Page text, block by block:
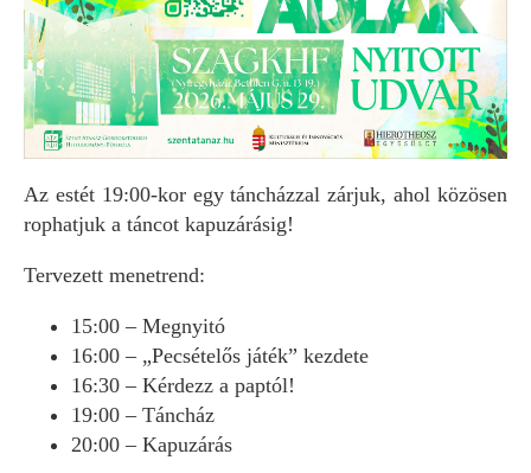
Az estét 19:00-kor egy táncházzal zárjuk, ahol közösen
rophatjuk a táncot kapuzárásig!
Tervezett menetrend:
15:00 – Megnyitó
16:00 – „Pecsételős játék” kezdete
16:30 – Kérdezz a paptól!
19:00 – Táncház
20:00 – Kapuzárás